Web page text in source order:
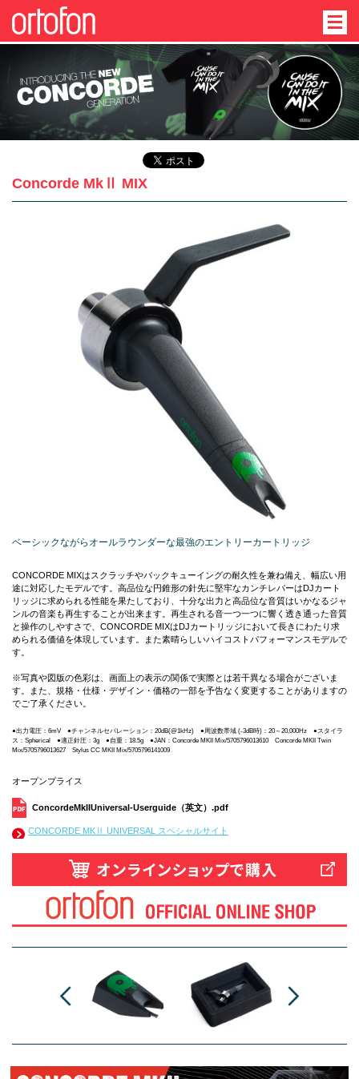
Concorde MkⅡ MIX
ベーシックながらオールラウンダーな最強のエントリーカートリッジ
CONCORDE MIXはスクラッチやバックキューイングの耐久性を兼ね備え、幅広い用
途に対応したモデルです。高品位な円錐形の針先に堅牢なカンチレバーはDJカート
リッジに求められる性能を果たしており、十分な出力と高品位な音質はいかなるジャ
ンルの音楽も再生することが出来ます。再生される音一つ一つに響く透き通った音質
と操作のしやすさで、CONCORDE MIXはDJカートリッジにおいて長きにわたり求
められる価値を体現しています。また素晴らしいハイコストパフォーマンスモデルで
す。
※写真や図版の色彩は、画面上の表示の関係で実際とは若干異なる場合がございま
す。また、規格・仕様・デザイン・価格の一部を予告なく変更することがありますの
でご了承ください。
●出力電圧：6mV ●チャンネルセパレーション：20dB(@1kHz) ●周波数帯域 (-3dB時)：20～20,000Hz ●スタイラ
ス：Spherical ●適正針圧：3g ●自重：18.5g ●JAN：Concorde MKII Mix/5705796013610 Concorde MKII Twin
Mix/5705796013627 Stylus CC MKII Mix/5705796141009
オープンプライス
ConcordeMkIIUniversal-Userguide（英文）.pdf
CONCORDE MKⅡ UNIVERSAL スペシャルサイト